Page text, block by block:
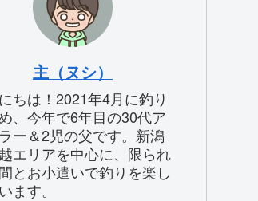
主（ヌシ）
ちは！2021年4月に釣り
、今年で6年目の30代ア
ー＆2児の父です。新潟
エリアを中心に、限られ
とお小遣いで釣りを楽し
ます。